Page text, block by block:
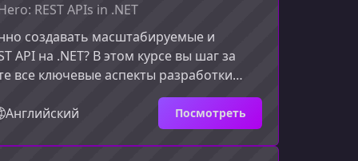
REST APIs in .NET
создавать масштабируемые и
API на .NET? В этом курсе вы шаг за
все ключевые аспекты разработки
API, опираясь на реальные практики из
проектов. Вы узнаете, как
разрабатывать, тестировать и
RESTful‑сервисы, которые
Английский Посмотреть